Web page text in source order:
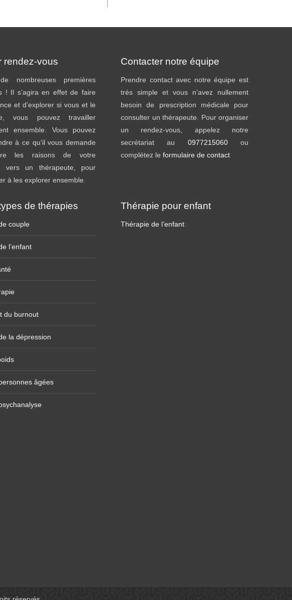
rendez-vous
nombreuses premières
! Il s’agira en effet de faire
et d’explorer si vous et le
vous pouvez travailler
ensemble. Vous pouvez
à ce qu’il vous demande
les raisons de votre
vers un thérapeute, pour
à les explorer ensemble.
Contacter notre équipe
Prendre contact avec notre équipe est
très simple et vous n’avez nullement
besoin de prescription médicale pour
consulter un thérapeute. Pour organiser
un rendez-vous, appelez notre
secrétariat au 0977215060ou
complétez le formulaire de contact
de thérapies
couple
l’enfant
du burnout
la dépression
âgées
Thérapie pour enfant
Thérapie de l’enfant